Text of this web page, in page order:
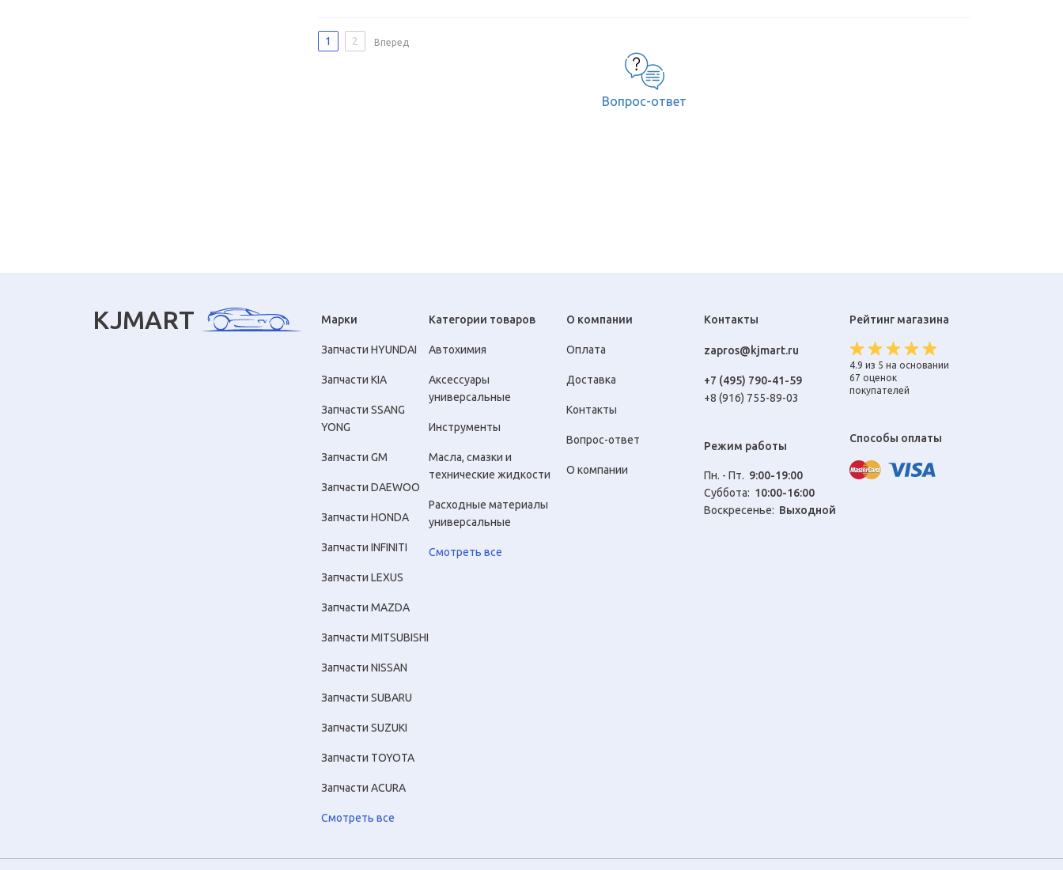
1 2 Вперед
Вопрос-ответ
KJMART Марки
Запчасти HYUNDAI
Запчасти KIA
Запчасти SSANG
YONG
Запчасти GM
Запчасти DAEWOO
Запчасти HONDA
Запчасти INFINITI
Запчасти LEXUS
Запчасти MAZDA
Запчасти MITSUBISHI
Запчасти NISSAN
Запчасти SUBARU
Запчасти SUZUKI
Запчасти TOYOTA
Запчасти ACURA
Смотреть все
Категории товаров
Автохимия
Аксессуары
универсальные
Инструменты
Масла, смазки и
технические жидкости
Расходные материалы
универсальные
Смотреть все
О компании
Оплата
Доставка
Контакты
Вопрос-ответ
О компании
Контакты
zapros@kjmart.ru
+7 (495) 790-41-59
+8 (916) 755-89-03
Режим работы
Пн. - Пт. 9:00-19:00
Cуббота: 10:00-16:00
Воскресенье: Выходной
Рейтинг магазина
4.9 из 5 на основании
67 оценок
покупателей
Способы оплаты